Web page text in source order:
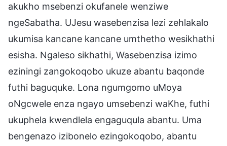
akukho msebenzi okufanele wenziwe
ngeSabatha. UJesu wasebenzisa lezi zehlakalo
ukumisa kancane kancane umthetho wesikhathi
esisha. Ngaleso sikhathi, Wasebenzisa izimo
eziningi zangokoqobo ukuze abantu baqonde
futhi baguquke. Lona ngumgomo uMoya
oNgcwele enza ngayo umsebenzi waKhe, futhi
ukuphela kwendlela engaguqula abantu. Uma
bengenazo izibonelo ezingokoqobo, abantu